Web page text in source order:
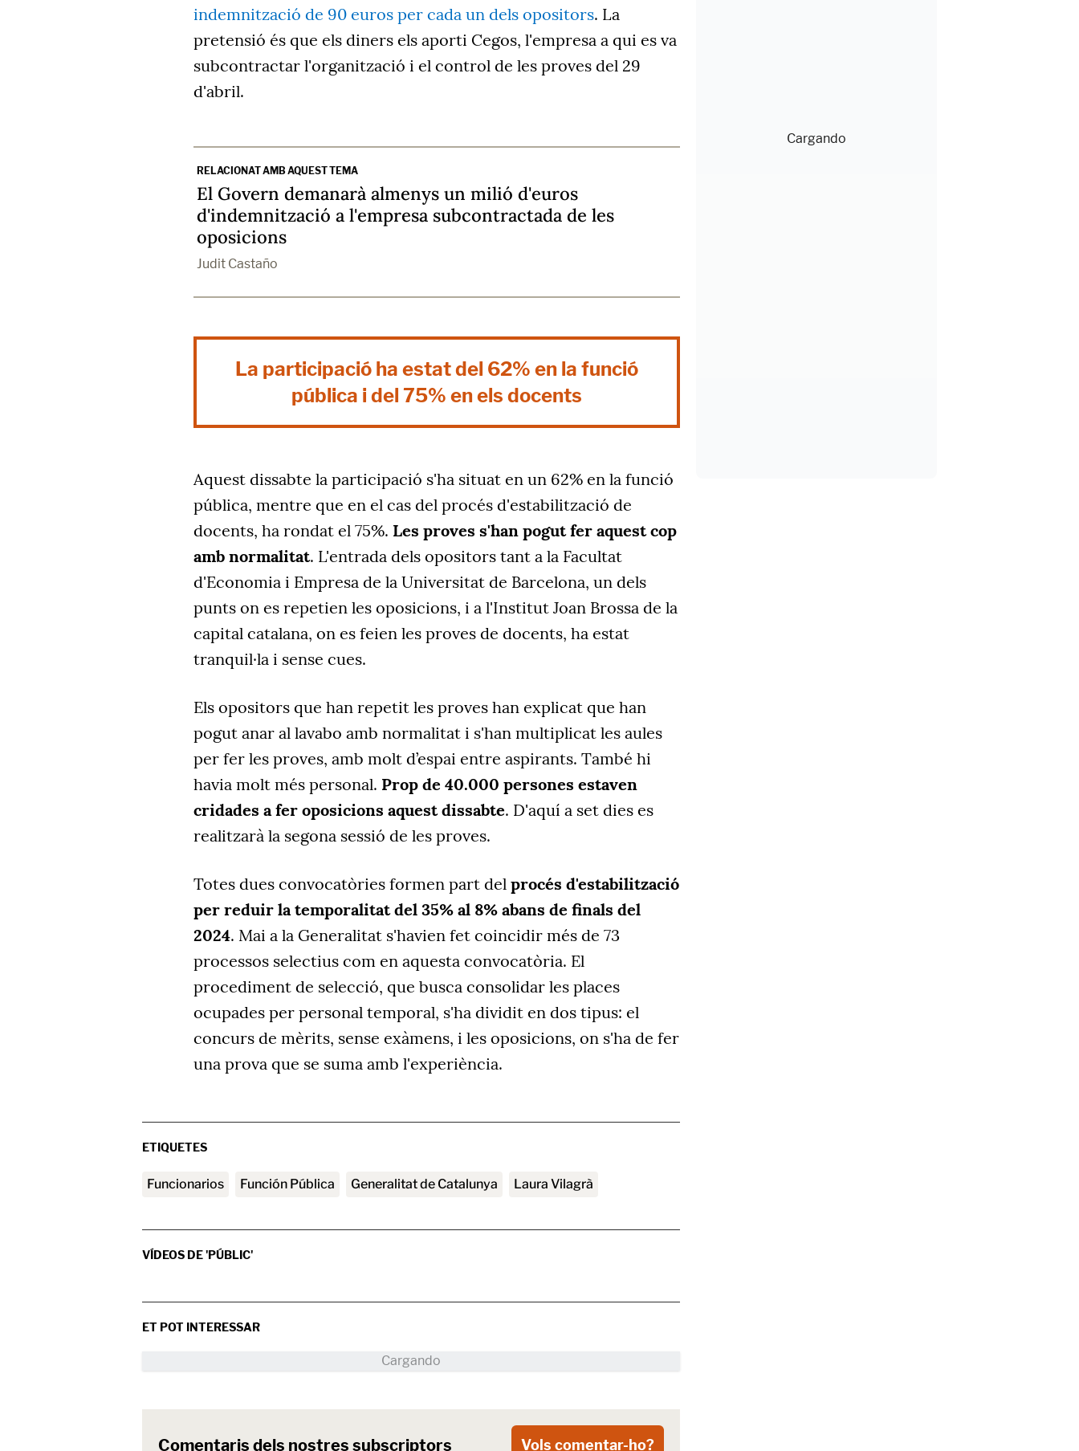
indemnització de 90 euros per cada un dels opositors. La
pretensió és que els diners els aporti Cegos, l'empresa a qui es va
subcontractar l'organització i el control de les proves del 29
d'abril.
RELACIONAT AMB AQUEST TEMA
El Govern demanarà almenys un milió d'euros
d'indemnització a l'empresa subcontractada de les
oposicions
Judit Castaño
La participació ha estat del 62% en la funció
pública i del 75% en els docents
Aquest dissabte la participació s'ha situat en un 62% en la funció
pública, mentre que en el cas del procés d'estabilització de
docents, ha rondat el 75%. Les proves s'han pogut fer aquest cop
amb normalitat. L'entrada dels opositors tant a la Facultat
d'Economia i Empresa de la Universitat de Barcelona, un dels
punts on es repetien les oposicions, i a l'Institut Joan Brossa de la
capital catalana, on es feien les proves de docents, ha estat
tranquil·la i sense cues.
Els opositors que han repetit les proves han explicat que han
pogut anar al lavabo amb normalitat i s'han multiplicat les aules
per fer les proves, amb molt d’espai entre aspirants. També hi
havia molt més personal. Prop de 40.000 persones estaven
cridades a fer oposicions aquest dissabte. D'aquí a set dies es
realitzarà la segona sessió de les proves.
Totes dues convocatòries formen part del procés d'estabilització
per reduir la temporalitat del 35% al 8% abans de finals del
2024. Mai a la Generalitat s'havien fet coincidir més de 73
processos selectius com en aquesta convocatòria. El
procediment de selecció, que busca consolidar les places
ocupades per personal temporal, s'ha dividit en dos tipus: el
concurs de mèrits, sense exàmens, i les oposicions, on s'ha de fer
una prova que se suma amb l'experiència.
ETIQUETES
Funcionarios Función Pública Generalitat de Catalunya Laura Vilagrà
VÍDEOS DE 'PÚBLIC'
ET POT INTERESSAR
Comentaris dels nostres subscriptors Vols comentar-ho?